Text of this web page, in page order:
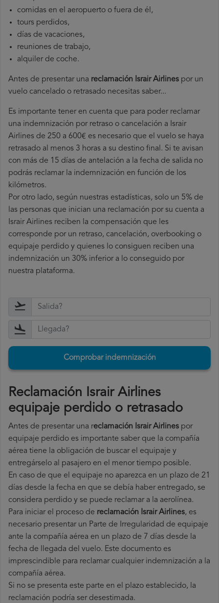
comidas en el aeropuerto o fuera de él,
tours perdidos,
días de vacaciones,
reuniones de trabajo,
alquiler de coche.
Antes de presentar una reclamación Israir Airlines por un
vuelo cancelado o retrasado necesitas saber...
Es importante tener en cuenta que para poder reclamar
una indemnización por retraso o cancelación a Israir
Airlines de 250 a 600€ es necesario que el vuelo se haya
retrasado al menos 3 horas a su destino final. Si te avisan
con más de 15 días de antelación a la fecha de salida no
podrás reclamar la indemnización en función de los
kilómetros.
Por otro lado, según nuestras estadísticas, solo un 5% de
las personas que inician una reclamación por su cuenta a
Israir Airlines reciben la compensación que les
corresponde por un retraso, cancelación, overbooking o
equipaje perdido y quienes lo consiguen reciben una
indemnización un 30% inferior a lo conseguido por
nuestra plataforma.
Comprobar indemnización
Reclamación Israir Airlines
equipaje perdido o retrasado
Antes de presentar una reclamación Israir Airlines por
equipaje perdido es importante saber que la compañía
aérea tiene la obligación de buscar el equipaje y
entregárselo al pasajero en el menor tiempo posible.
En caso de que el equipaje no aparezca en un plazo de 21
días desde la fecha en que se debía haber entregado, se
considera perdido y se puede reclamar a la aerolínea.
Para iniciar el proceso de reclamación Israir Airlines, es
necesario presentar un Parte de Irregularidad de equipaje
ante la compañía aérea en un plazo de 7 días desde la
fecha de llegada del vuelo. Este documento es
imprescindible para reclamar cualquier indemnización a la
compañía aérea.
Si no se presenta este parte en el plazo establecido, la
reclamación podría ser desestimada.